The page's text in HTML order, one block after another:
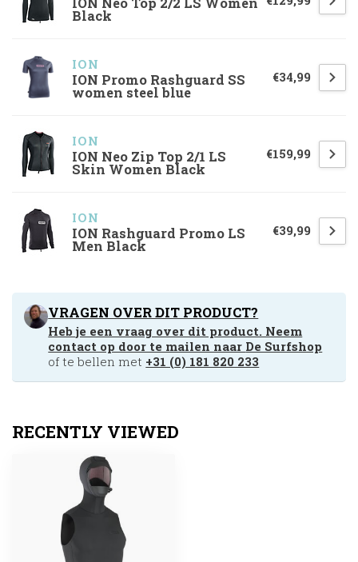
Black
ION
ION Promo Rashguard SS
women steel blue
€34,99
ION
ION Neo Zip Top 2/1 LS
Skin Women Black
€159,99
ION
ION Rashguard Promo LS
Men Black
€39,99
VRAGEN OVER DIT PRODUCT?
Heb je een vraag over dit product. Neem
contact op door te mailen naar De Surfshop
of te bellen met +31 (0) 181 820 233
RECENTLY VIEWED